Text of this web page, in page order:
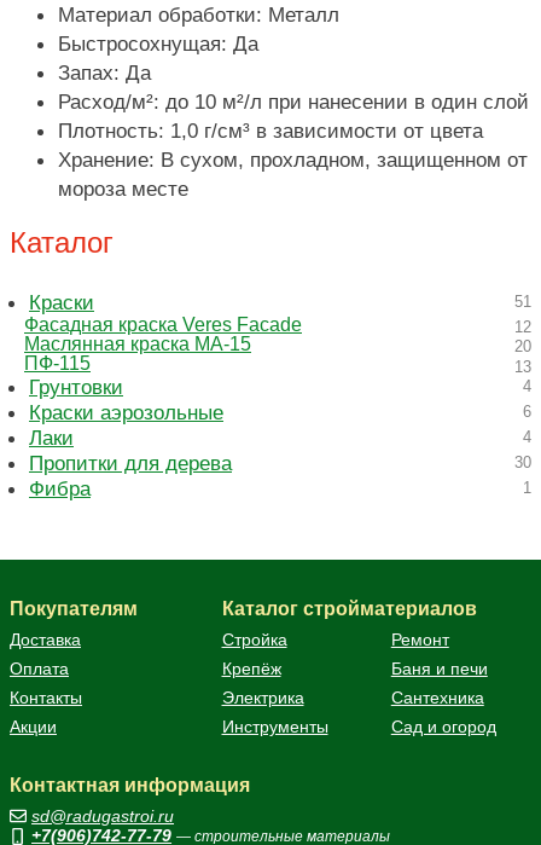
Материал обработки: Металл
Быстросохнущая: Да
Запах: Да
Расход/м²: до 10 м²/л при нанесении в один слой
Плотность: 1,0 г/см³ в зависимости от цвета
Хранение: В сухом, прохладном, защищенном от
мороза месте
Каталог
Краски 51
Фасадная краска Veres Facade 12
Маслянная краска МА-15 20
ПФ-115 13
Грунтовки 4
Краски аэрозольные 6
Лаки 4
Пропитки для дерева 30
Фибра 1
Покупателям
Доставка
Оплата
Контакты
Акции
Каталог стройматериалов
Стройка
Ремонт
Крепёж
Баня и печи
Электрика
Сантехника
Инструменты
Сад и огород
Контактная информация
sd@radugastroi.ru
+7(906)742-77-79 — строительные материалы